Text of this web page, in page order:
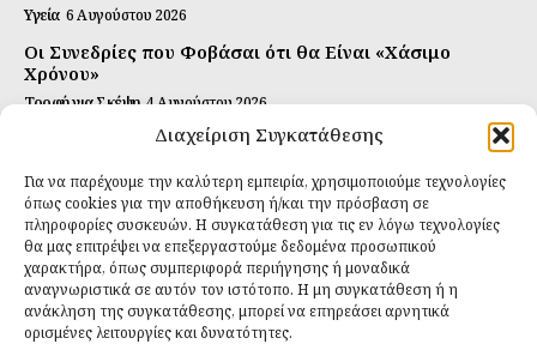
Διαχείριση Συγκατάθεσης
Για να παρέχουμε την καλύτερη εμπειρία, χρησιμοποιούμε τεχνολογίες
όπως cookies για την αποθήκευση ή/και την πρόσβαση σε
πληροφορίες συσκευών. Η συγκατάθεση για τις εν λόγω τεχνολογίες
θα μας επιτρέψει να επεξεργαστούμε δεδομένα προσωπικού
χαρακτήρα, όπως συμπεριφορά περιήγησης ή μοναδικά
αναγνωριστικά σε αυτόν τον ιστότοπο. Η μη συγκατάθεση ή η
ανάκληση της συγκατάθεσης, μπορεί να επηρεάσει αρνητικά
ορισμένες λειτουργίες και δυνατότητες.
Υγεία 6 Αυγούστου 2026
Οι Συνεδρίες που Φοβάσαι ότι θα Είναι «Χάσιμο
Χρόνου»
Τροφή για Σκέψη 4 Αυγούστου 2026
Αυτή Είναι η Συνταγή για Τέλεια Κομπούτσα
Ιδανικές Τροφές 26 Ιουλίου 2026
Εγγραφείτε